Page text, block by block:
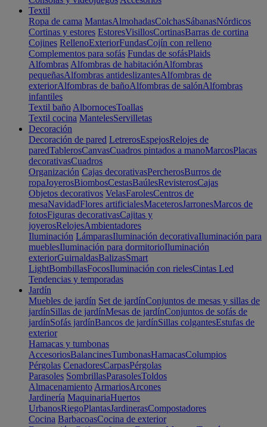
Textil
Ropa de cama MantasAlmohadasColchasSábanasNórdicos
Cortinas y estores EstoresVisillosCortinasBarras de cortina
Cojines RellenoExteriorFundasCojín con relleno
Complementos para sofás Fundas de sofásPlaids
Alfombras Alfombras de habitaciónAlfombras
pequeñasAlfombras antideslizantesAlfombras de
exteriorAlfombras de bañoAlfombras de salónAlfombras
infantiles
Textil baño AlbornocesToallas
Textil cocina MantelesServilletas
Decoración
Decoración de pared LetrerosEspejosRelojes de
paredTablerosCanvasCuadros pintados a manoMarcosPlacas
decorativasCuadros
Organización Cajas decorativasPercherosBurros de
ropaJoyerosBiombosCestasBaúlesRevisterosCajas
Objetos decorativos VelasFarolesCentros de
mesaNavidadFlores artificialesMaceterosJarronesMarcos de
fotosFiguras decorativasCajitas y
joyerosRelojesAmbientadores
Iluminación LámparasIluminación decorativaIluminación para
mueblesIluminación para dormitorioIluminación
exteriorGuirnaldasBalizasSmart
LightBombillasFocosIluminación con rielesCintas Led
Tendencias y temporadas
Jardín
Muebles de jardín Set de jardínConjuntos de mesas y sillas de
jardínSillas de jardínMesas de jardínConjuntos de sofás de
jardínSofás jardínBancos de jardínSillas colgantesEstufas de
exterior
Hamacas y tumbonas
AccesoriosBalancinesTumbonasHamacasColumpios
Pérgolas CenadoresCarpasPérgolas
Parasoles SombrillasParasolesToldos
Almacenamiento ArmariosArcones
Jardinería MaquinariaHuertos
UrbanosRiegoPlantasJardinerasCompostadores
Cocina BarbacoasCocina de exterior